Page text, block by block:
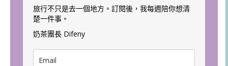
旅行不只是去一個地方。訂閱後，我每週陪你想清
楚一件事。
奶茶團長 Difeny